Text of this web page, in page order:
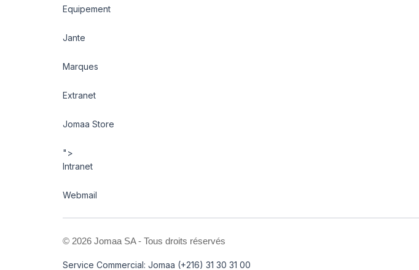
Equipement
Jante
Marques
Extranet
Jomaa Store
">
Intranet
Webmail
© 2026 Jomaa SA - Tous droits réservés
Service Commercial: Jomaa (+216) 31 30 31 00